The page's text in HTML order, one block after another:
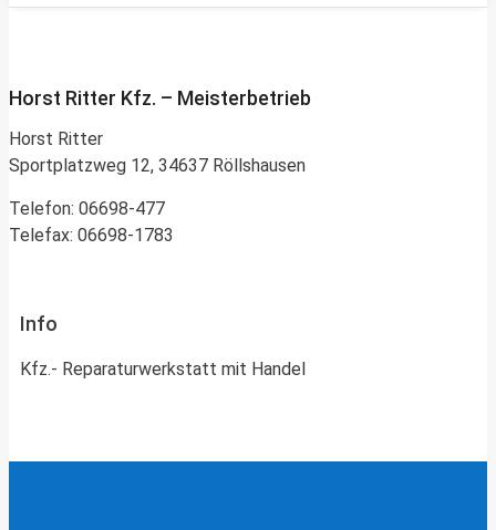
Horst Ritter Kfz. – Meisterbetrieb
Horst Ritter
Sportplatzweg 12, 34637 Röllshausen
Telefon: 06698-477
Telefax: 06698-1783
Info
Kfz.- Reparaturwerkstatt mit Handel